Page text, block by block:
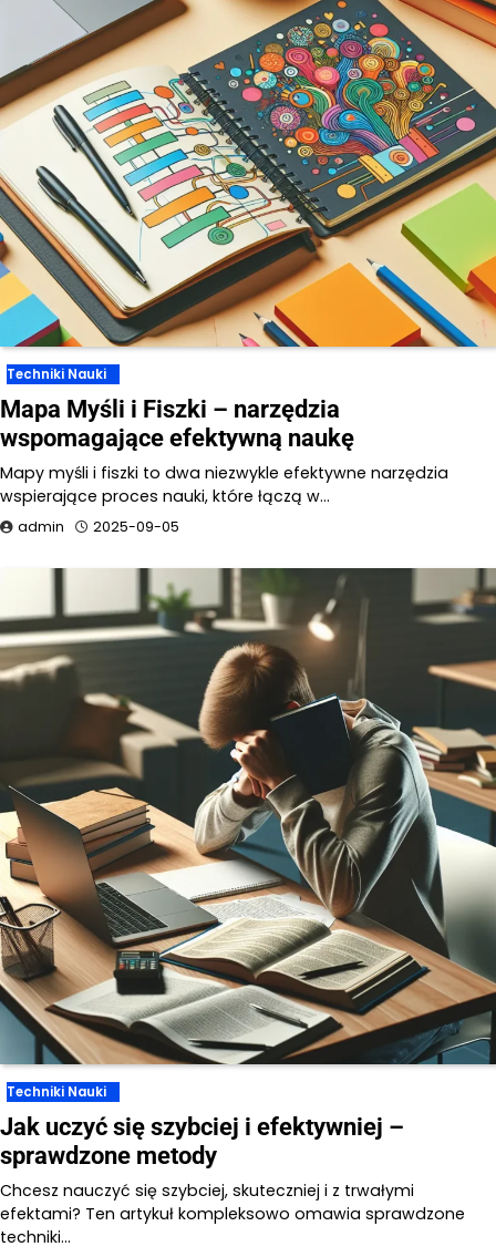
Techniki Nauki
Mapa Myśli i Fiszki – narzędzia
wspomagające efektywną naukę
Mapy myśli i fiszki to dwa niezwykle efektywne narzędzia
wspierające proces nauki, które łączą w…
admin 2025-09-05
Techniki Nauki
Jak uczyć się szybciej i efektywniej –
sprawdzone metody
Chcesz nauczyć się szybciej, skuteczniej i z trwałymi
efektami? Ten artykuł kompleksowo omawia sprawdzone
techniki…